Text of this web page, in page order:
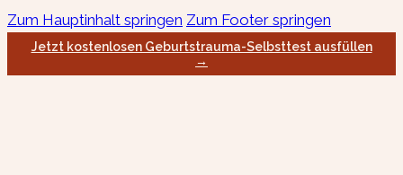
Zum Hauptinhalt springen Zum Footer springen
Jetzt kostenlosen Geburtstrauma-Selbsttest ausfüllen
→